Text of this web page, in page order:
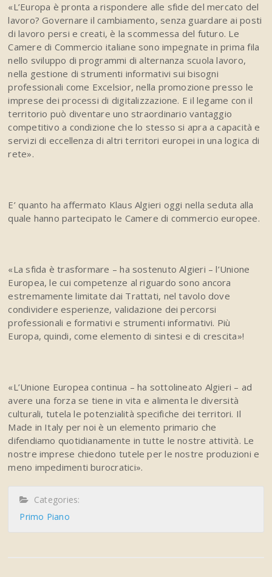
«L’Europa è pronta a rispondere alle sfide del mercato del
lavoro? Governare il cambiamento, senza guardare ai posti
di lavoro persi e creati, è la scommessa del futuro. Le
Camere di Commercio italiane sono impegnate in prima fila
nello sviluppo di programmi di alternanza scuola lavoro,
nella gestione di strumenti informativi sui bisogni
professionali come Excelsior, nella promozione presso le
imprese dei processi di digitalizzazione. E il legame con il
territorio può diventare uno straordinario vantaggio
competitivo a condizione che lo stesso si apra a capacità e
servizi di eccellenza di altri territori europei in una logica di
rete».
E’ quanto ha affermato Klaus Algieri oggi nella seduta alla
quale hanno partecipato le Camere di commercio europee.
«La sfida è trasformare – ha sostenuto Algieri – l’Unione
Europea, le cui competenze al riguardo sono ancora
estremamente limitate dai Trattati, nel tavolo dove
condividere esperienze, validazione dei percorsi
professionali e formativi e strumenti informativi. Più
Europa, quindi, come elemento di sintesi e di crescita»!
«L’Unione Europea continua – ha sottolineato Algieri – ad
avere una forza se tiene in vita e alimenta le diversità
culturali, tutela le potenzialità specifiche dei territori. Il
Made in Italy per noi è un elemento primario che
difendiamo quotidianamente in tutte le nostre attività. Le
nostre imprese chiedono tutele per le nostre produzioni e
meno impedimenti burocratici».
Categories:
Primo Piano